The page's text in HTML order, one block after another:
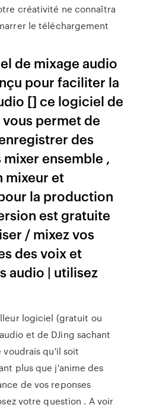
créativité ne connaîtra
le téléchargement
de mixage audio
pour faciliter la
[] ce logiciel de
permet de
des
ensemble ,
mixeur et
la production
est gratuite
/ mixez vos
des voix et
audio | utilisez
logiciel (gratuit ou
et de DJing sachant
voudrais qu'il soit
plus que j'anime des
de vos reponses
votre question . A voir